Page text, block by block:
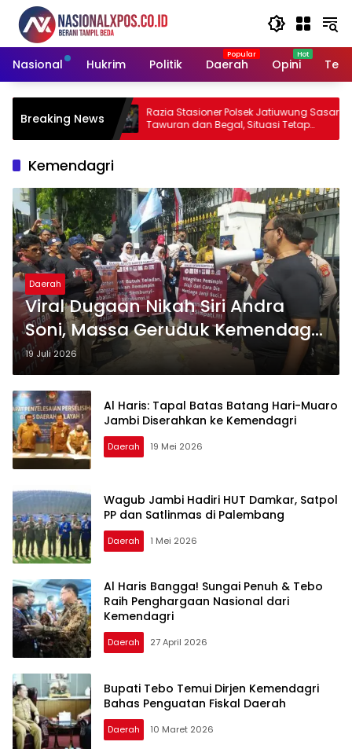
Langsung
konten
Nasional
Hukrim Politik Daerah Opini
Breaking News
Hotman
Wartawan
Razia Stasioner Polsek Jatiuwung Sasar
Tawuran dan Begal, Situasi Tetap
Kondusif
Kemendagri
Daerah
Viral Dugaan Nikah Siri Andra
Soni, Massa Geruduk Kemendagri
Bawa Sejumlah Dokumen
19 Juli 2026
Al Haris: Tapal Batas Batang Hari-Muaro
Jambi Diserahkan ke Kemendagri
Daerah 19 Mei 2026
Wagub Jambi Hadiri HUT Damkar, Satpol
PP dan Satlinmas di Palembang
Daerah 1 Mei 2026
Al Haris Bangga! Sungai Penuh & Tebo
Raih Penghargaan Nasional dari
Kemendagri
Daerah 27 April 2026
Bupati Tebo Temui Dirjen Kemendagri
Bahas Penguatan Fiskal Daerah
Daerah 10 Maret 2026